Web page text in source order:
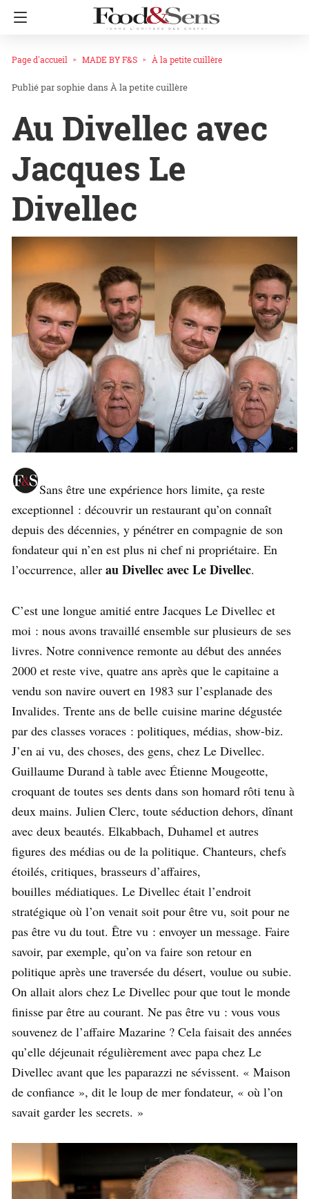
Page d'accueil MADE BY F&S À la petite cuillère
sophie dans À la petite cuillère
Au Divellec avec
Jacques Le
Divellec
Sans être une expérience hors limite, ça reste
exceptionnel : découvrir un restaurant qu’on connaît
depuis des décennies, y pénétrer en compagnie de son
fondateur qui n’en est plus ni chef ni propriétaire. En
l’occurrence, aller au Divellec avec Le Divellec.
C’est une longue amitié entre Jacques Le Divellec et
moi : nous avons travaillé ensemble sur plusieurs de ses
livres. Notre connivence remonte au début des années
2000 et reste vive, quatre ans après que le capitaine a
vendu son navire ouvert en 1983 sur l’esplanade des
Invalides. Trente ans de belle cuisine marine dégustée
par des classes voraces : politiques, médias, show-biz.
J’en ai vu, des choses, des gens, chez Le Divellec.
Guillaume Durand à table avec Étienne Mougeotte,
croquant de toutes ses dents dans son homard rôti tenu à
deux mains. Julien Clerc, toute séduction dehors, dînant
avec deux beautés. Elkabbach, Duhamel et autres
figures des médias ou de la politique. Chanteurs, chefs
étoilés, critiques, brasseurs d’affaires,
bouilles médiatiques. Le Divellec était l’endroit
stratégique où l’on venait soit pour être vu, soit pour ne
pas être vu du tout. Être vu : envoyer un message. Faire
savoir, par exemple, qu’on va faire son retour en
politique après une traversée du désert, voulue ou subie.
On allait alors chez Le Divellec pour que tout le monde
finisse par être au courant. Ne pas être vu : vous vous
souvenez de l’affaire Mazarine ? Cela faisait des années
qu’elle déjeunait régulièrement avec papa chez Le
Divellec avant que les paparazzi ne sévissent. « Maison
de confiance », dit le loup de mer fondateur, « où l’on
savait garder les secrets. »